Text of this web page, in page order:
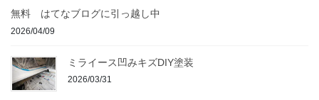
無料 はてなブログに引っ越し中
2026/04/09
ミライース凹みキズDIY塗装
2026/03/31